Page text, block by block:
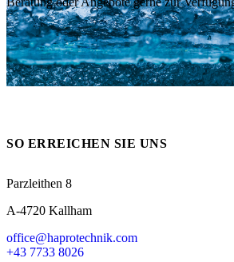
Messen
Videos / Downloads
HT Plus
Hochdruckpumpen
SO ERREICHEN SIE UNS
Parzleithen 8
A-4720 Kallham
office@haprotechnik.com
+43 7733 8026